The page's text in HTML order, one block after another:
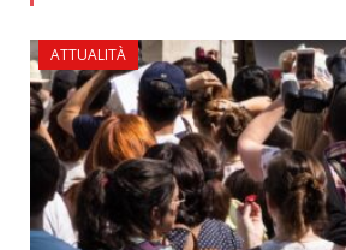
ATTUALITÀ